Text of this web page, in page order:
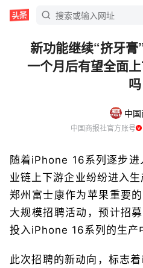
新功能继续“挤牙
一个月后有望全面
吗
中
中国商报社官方账号
随着iPhone 16系列逐步
业链上下游企业纷纷进入生
郑州富士康作为苹果重要
大规模招聘活动，预计招
投入iPhone 16系列的生产
此次招聘的新动向，标志